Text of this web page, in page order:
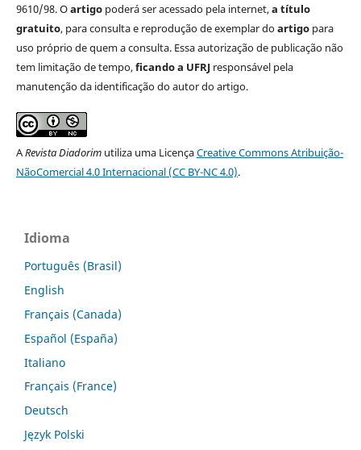
9610/98. Oartigopoderá ser acessado pela internet,a título
gratuito, para consulta e reprodução de exemplar doartigopara
uso próprio de quem a consulta. Essa autorização de publicação não
tem limitação de tempo,ficando a UFRJresponsável pela
manutenção da identificação do autor do artigo.
ARevista Diadorimutiliza uma LicençaCreative Commons Atribuição-
NãoComercial 4.0 Internacional (CC BY-NC 4.0).
Idioma
Português (Brasil)
English
Français (Canada)
Español (España)
Italiano
Français (France)
Deutsch
Język Polski